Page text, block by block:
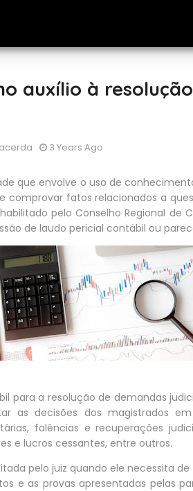
auxílio à
3 Years Ago
que envolve o uso de
comprovar fatos relacionados a
pelo Conselho Regional de
de laudo pericial contábil ou
para a resolução de demandas
as decisões dos magistrados
falências e recuperações
e lucros cessantes, entre outros.
pelo juiz quando ele necessita
e as provas apresentadas pelas